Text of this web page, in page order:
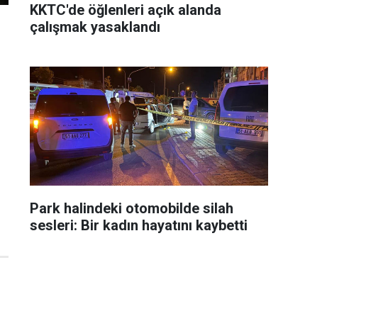
KKTC'de öğlenleri açık alanda
çalışmak yasaklandı
Park halindeki otomobilde silah
sesleri: Bir kadın hayatını kaybetti